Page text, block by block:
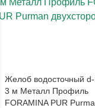
Желоб водосточный
3 м Металл Профиль
FORAMINA PUR